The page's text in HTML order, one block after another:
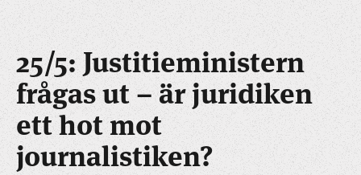
25/5: Justitieministern
frågas ut – är juridiken
ett hot mot
journalistiken?